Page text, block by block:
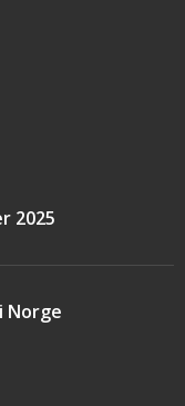
Norge
2025